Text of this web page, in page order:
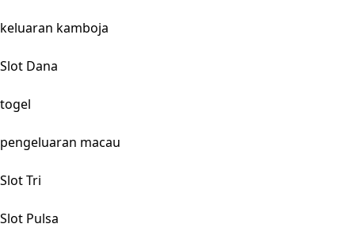
keluaran kamboja
Slot Dana
togel
pengeluaran macau
Slot Tri
Slot Pulsa